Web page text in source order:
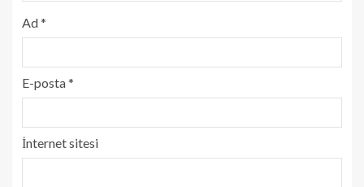
Ad*
E-posta*
İnternet sitesi